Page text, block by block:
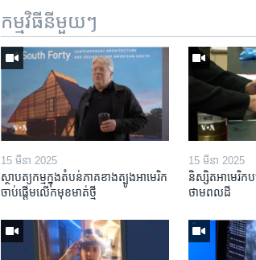
កម្មវិធី​នីមួយៗ
15 មីនា 2025
ស្ថាបត្យកម្ម​ក្នុង​តំបន់​ភាគ​ខាង​ត្បូង​អាមេរិក​
ចាប់ផ្តើម​លើក​មុខមាត់​ថ្មី
15 មីនា 2025
និស្សិត​អាមេរិក​ប
ថាមពល​ដី